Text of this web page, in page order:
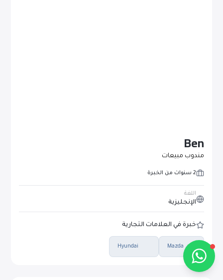
Ben
مندوب مبيعات
2 سنوات من الخبرة
اللغة
الإنجليزية
خبرة في العلامات التجارية
Mazda
Hyundai